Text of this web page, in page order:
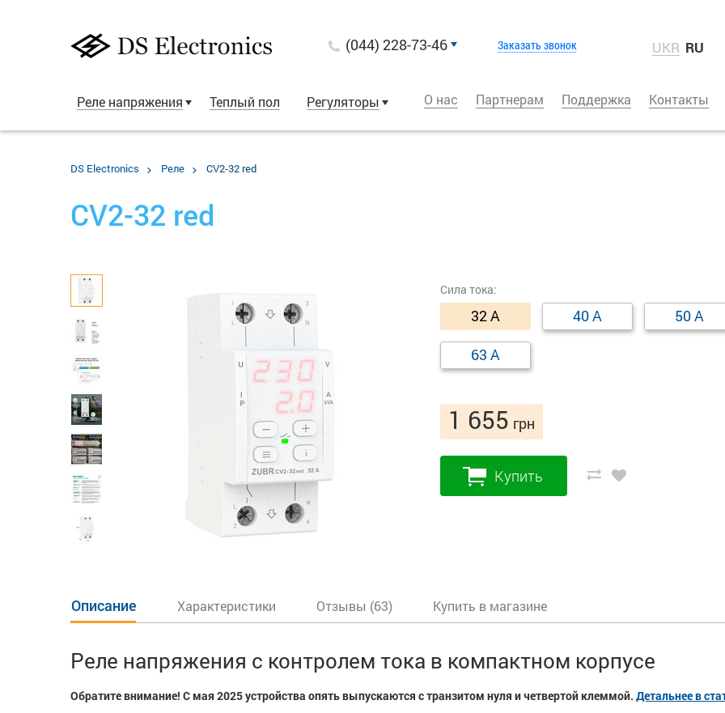
(044) 228-73-46 Заказать звонок UKR RU
Реле напряжения Теплый пол Регуляторы О нас Партнерам Поддержка Контакты
DS Electronics Реле CV2-32 red
CV2-32 red
Сила тока:
32 А 40 А
50 А
63 А
1 655 грн
Купить
Описание Характеристики Отзывы (63) Купить в магазине
Реле напряжения с контролем тока в компактном корпусе
Обратите внимание! С мая 2025 устройства опять выпускаются с транзитом нуля и четвертой клеммой. Детальнее в